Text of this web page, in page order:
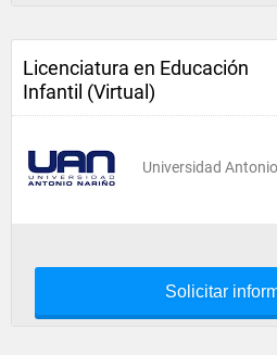
Licenciatura en Educación
Infantil (Virtual)
Universidad
Solicitar